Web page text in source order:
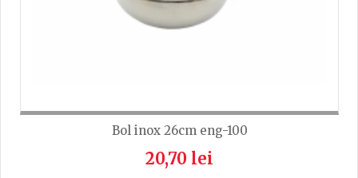
Bol inox 26cm eng-100
20,70 lei